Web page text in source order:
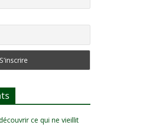
ce qui ne vieillit